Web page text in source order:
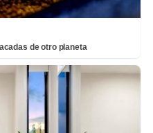
de otro planeta